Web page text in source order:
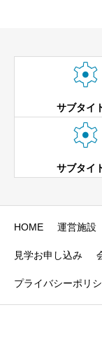

サブタイ

サブタイ
HOME 運営施設
見学お申し込み
プライバシーポリ